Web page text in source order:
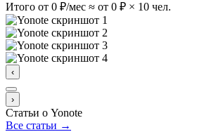
Итого от 0 ₽/мес ≈ от 0 ₽ × 10 чел.
‹
›
Статьи о Yonote
Все статьи →